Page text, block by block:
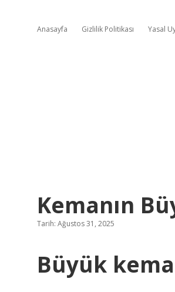
Anasayfa Gizlilik Politikası Yasal
Kemanın
Tarih: Ağustos 31, 2025
Büyük